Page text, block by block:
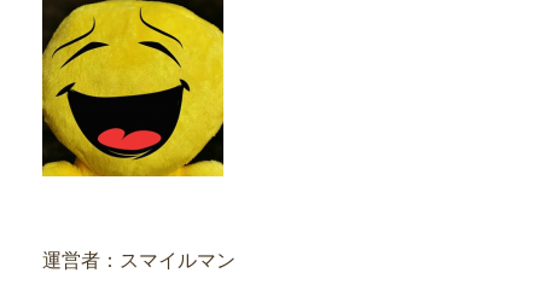
運営者：スマイルマン